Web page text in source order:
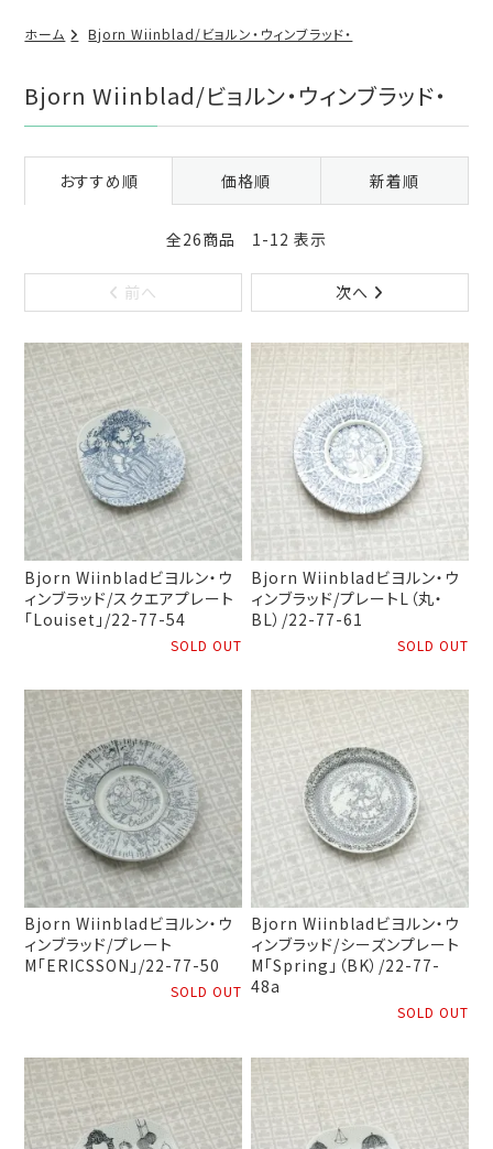
ホーム Bjorn Wiinblad/ビョルン・ウィンブラッド・
Bjorn Wiinblad/ビョルン・ウィンブラッド・
おすすめ順 価格順 新着順
全26商品 1-12 表示
前へ 次へ
Bjorn Wiinbladビヨルン・ウ
ィンブラッド/スクエアプレート
「Louiset」/22-77-54
SOLD OUT
Bjorn Wiinbladビヨルン・ウ
ィンブラッド/プレートL（丸・
BL）/22-77-61
SOLD OUT
Bjorn Wiinbladビヨルン・ウ
ィンブラッド/プレート
M「ERICSSON」/22-77-50
SOLD OUT
Bjorn Wiinbladビヨルン・ウ
ィンブラッド/シーズンプレート
M「Spring」（BK）/22-77-
48a
SOLD OUT